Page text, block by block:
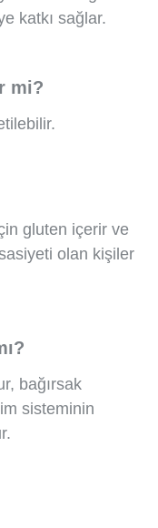
katkı sağlar.
mi?
gluten içerir ve
olan kişiler
bağırsak
sisteminin